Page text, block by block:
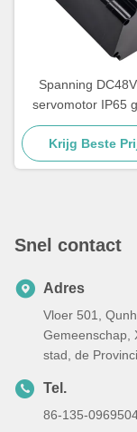
Spanning
servomotor IP65
voor industriële
apparatuur
Krijg Beste
Snel contact
Adres
Vloer 501,
Gemeenschap,
stad, de
Tel.
86-135-